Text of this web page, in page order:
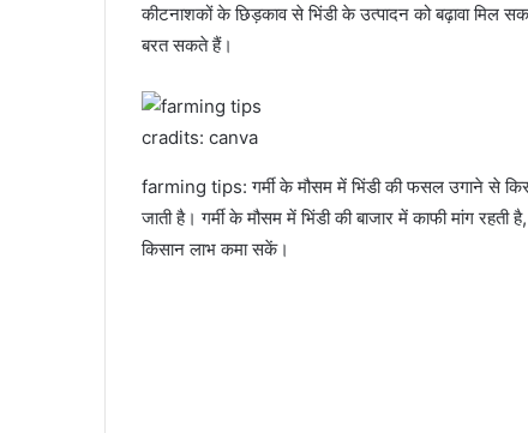
कीटनाशकों के छिड़काव से भिंडी के उत्पादन को बढ़ावा
बरत सकते हैं।
cradits: canva
farming tips: गर्मी के मौसम में भिंडी की फसल उगाने से
जाती है। गर्मी के मौसम में भिंडी की बाजार में काफी मांग
किसान लाभ कमा सकें।